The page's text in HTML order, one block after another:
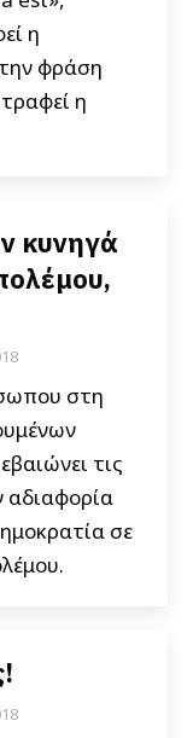
η
φράση
η
κυνηγά
στη
τις
αδιαφορία
σε